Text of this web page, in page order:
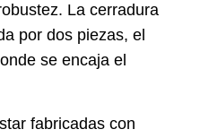
La cerradura
por dos piezas, el
se encaja el
fabricadas con